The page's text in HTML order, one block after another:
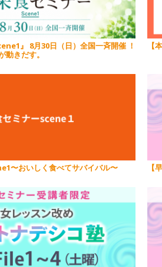
』 8月30日（日）全国一斉開催 ！
動きだす。
【
〜おいしく食べてサバイバル〜 【